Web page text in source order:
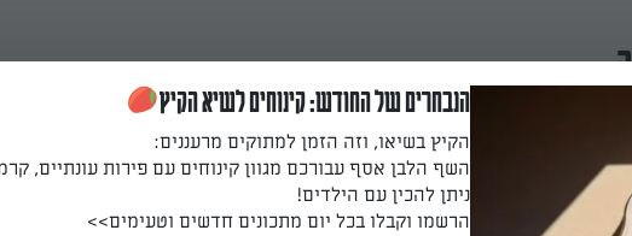
הנבחרים של החודש: קינוחים לשיא הקיץ
הקיץ בשיאו, וזה הזמן למתוקים מרעננים:
השף הלבן אסף עבורכם מגוון קינוחים עם פירות עונתיים,
ניתן להכין עם הילדים!
הרשמו וקבלו בכל יום מתכונים חדשים וטעימים>>